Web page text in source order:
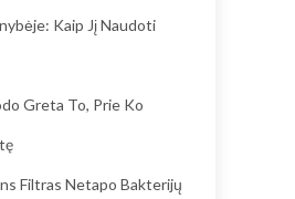
Kaip Jį Naudoti
Greta To, Prie Ko
Filtras Netapo Bakterijų